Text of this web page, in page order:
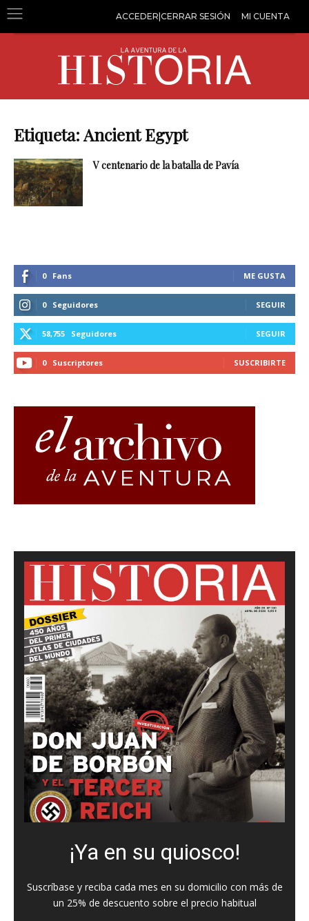
ACCEDER|CERRAR SESIÓN MI CUENTA
Etiqueta: Ancient Egypt
V centenario de la batalla de Pavía
0 Fans ME GUSTA
0 Seguidores SEGUIR
58,755 Seguidores SEGUIR
0 Suscriptores SUSCRIBIRTE
¡Ya en su quiosco!
Suscríbase y reciba cada mes en su domicilio con más de
un 25% de descuento sobre el precio habitual